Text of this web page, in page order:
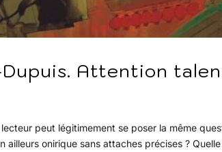
Dupuis. Attention
peut légitimement se poser la même
ailleurs onirique sans attaches précises ?